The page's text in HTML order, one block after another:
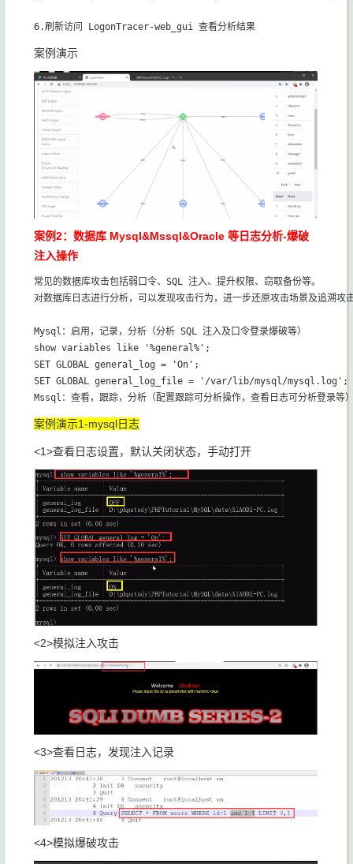
案例演示
案例2：数据库 Mysql&Mssql&Oracle 等日志分析-爆破
注入操作
常见的数据库攻击包括弱口令、SQL 注入、提升权限、窃取备份等。
对数据库日志进行分析，可以发现攻击行为，进一步还原攻击场景及追溯攻
Mysql：启用，记录，分析（分析 SQL 注入及口令登录爆破等）
show variables like '%general%';
SET GLOBAL general_log = 'On';
SET GLOBAL general_log_file = '/var/lib/mysql/mysql.log';
案例演示1-mysql日志
<1>查看日志设置，默认关闭状态，手动打开
<2>模拟注入攻击
<3>查看日志，发现注入记录
<4>模拟爆破攻击